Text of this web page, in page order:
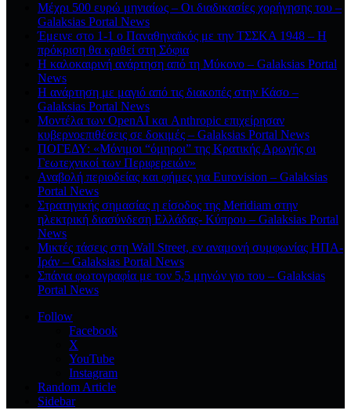
Μέχρι 500 ευρώ μηνιαίως – Οι διαδικασίες χορήγησης του –
Galaksias Portal News
Έμεινε στο 1-1 ο Παναθηναϊκός με την ΤΣΣΚΑ 1948 – Η
πρόκριση θα κριθεί στη Σόφια
Η καλοκαιρινή ανάρτηση από τη Μύκονο – Galaksias Portal
News
Η ανάρτηση με μαγιό από τις διακοπές στην Κάσο –
Galaksias Portal News
Μοντέλα των OpenAI και Anthropic επιχείρησαν
κυβερνοεπιθέσεις σε δοκιμές – Galaksias Portal News
ΠΟΓΕΔΥ: «Μόνιμοι “όμηροι” της Κρατικής Αρωγής οι
Γεωτεχνικοί των Περιφερειών»
Αναβολή περιοδείας και φήμες για Eurovision – Galaksias
Portal News
Στρατηγικής σημασίας η είσοδος της Meridiam στην
ηλεκτρική διασύνδεση Ελλάδας- Κύπρου – Galaksias Portal
News
Μικτές τάσεις στη Wall Street, εν αναμονή συμφωνίας ΗΠΑ-
Ιράν – Galaksias Portal News
Σπάνια φωτογραφία με τον 5,5 μηνών γιο του – Galaksias
Portal News
Follow
Facebook
X
YouTube
Instagram
Random Article
Sidebar